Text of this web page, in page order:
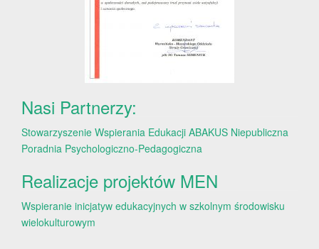
Nasi Partnerzy:
Stowarzyszenie Wspierania Edukacji ABAKUS Niepubliczna
Poradnia Psychologiczno-Pedagogiczna
Realizacje projektów MEN
Wspieranie inicjatyw edukacyjnych w szkolnym środowisku
wielokulturowym